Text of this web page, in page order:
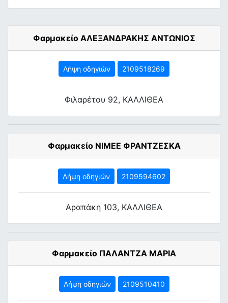
Φαρμακείο ΑΛΕΞΑΝΔΡΑΚΗΣ ΑΝΤΩΝΙΟΣ
Λήψη οδηγιών 2109518269
Φιλαρέτου 92, ΚΑΛΛΙΘΕΑ
Φαρμακείο ΝΙΜΕΕ ΦΡΑΝΤΖΕΣΚΑ
Λήψη οδηγιών 2109594602
Αραπάκη 103, ΚΑΛΛΙΘΕΑ
Φαρμακείο ΠΑΛΑΝΤΖΑ ΜΑΡΙΑ
Λήψη οδηγιών 2109510410